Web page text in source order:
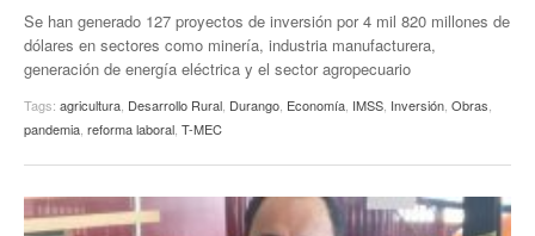
Se han generado 127 proyectos de inversión por 4 mil 820 millones de
dólares en sectores como minería, industria manufacturera,
generación de energía eléctrica y el sector agropecuario
Tags: agricultura Desarrollo Rural Durango Economía IMSS Inversión Obras
pandemia reforma laboral T-MEC